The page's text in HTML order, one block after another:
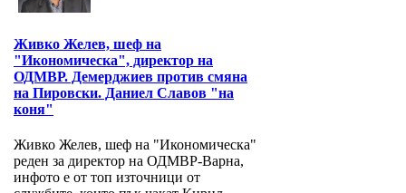
Живко Желев, шеф на
"Икономическа", директор на
ОДМВР. Демерджиев против смяна
на Пировски. Даниел Славов "на
коня"
Живко Желев, шеф на "Икономическа"
реден за директор на ОДМВР-Варна,
инфото е от топ източници от